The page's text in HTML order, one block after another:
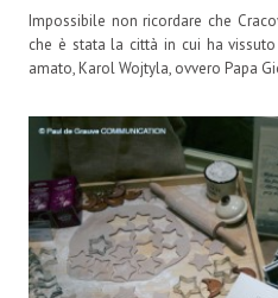
Impossibile non ricordare che
che è stata la città in cui ha
amato, Karol Wojtyla, ovvero Papa